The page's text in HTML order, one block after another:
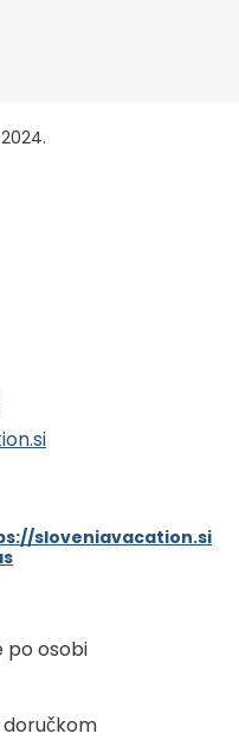
sloveniavacation.si
po osobi